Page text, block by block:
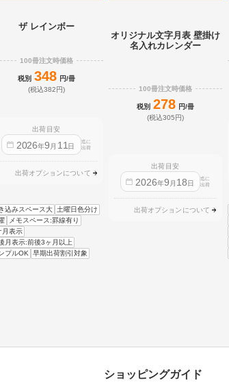
ザ レインボー
100冊注文時価格
税別 348 円/冊
(税込382円)
出荷目安
2026年9 月 11 日
迄に
出荷
出荷オプションについて
込みスペース大
土曜日色分け
メモスペース:罫線有り
月表示
月表示:前後3ヶ月以上
プルOK
早期出荷割引対象
オリジナル文字月表 壁掛け
名入れカレンダー
100冊注文時価格
税別 278 円/冊
(税込305円)
出荷目安
2026年9 月 18 日
迄に
出荷
出荷オプションについて
ショッピングガイド